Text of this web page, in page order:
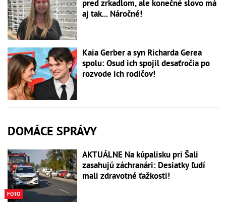
pred zrkadlom, ale konečné slovo má
aj tak... Náročné!
Kaia Gerber a syn Richarda Gerea
spolu: Osud ich spojil desaťročia po
rozvode ich rodičov!
DOMÁCE SPRÁVY
FOTO
AKTUÁLNE Na kúpalisku pri Šali
zasahujú záchranári: Desiatky ľudí
mali zdravotné ťažkosti!